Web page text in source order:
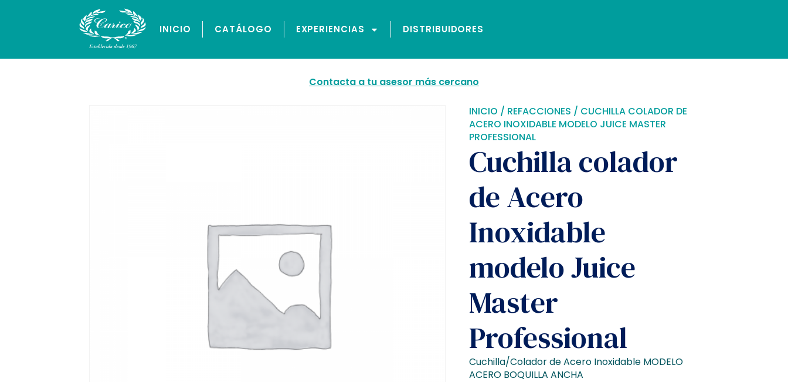
INICIO CATÁLOGO EXPERIENCIAS DISTRIBUIDORES
Contacta a tu asesor más cercano
INICIO / REFACCIONES / CUCHILLA COLADOR DE
ACERO INOXIDABLE MODELO JUICE MASTER
PROFESSIONAL
Cuchilla colador
de Acero
Inoxidable
modelo Juice
Master
Professional
Cuchilla/Colador de Acero Inoxidable MODELO
ACERO BOQUILLA ANCHA